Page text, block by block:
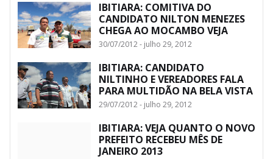
IBITIARA: COMITIVA DO
CANDIDATO NILTON MENEZES
CHEGA AO MOCAMBO VEJA
30/07/2012 - julho 29, 2012
IBITIARA: CANDIDATO
NILTINHO E VEREADORES FALA
PARA MULTIDÃO NA BELA VISTA
29/07/2012 - julho 29, 2012
IBITIARA: VEJA QUANTO O NOVO
PREFEITO RECEBEU MÊS DE
JANEIRO 2013